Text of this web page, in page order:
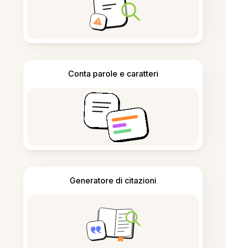
Conta parole e caratteri
Generatore di citazioni